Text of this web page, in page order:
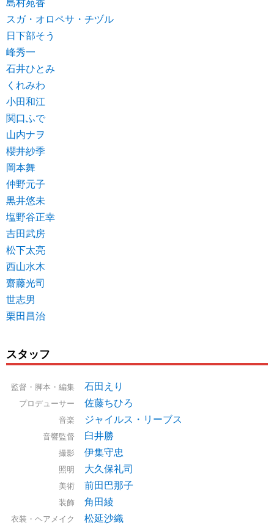
スガ・オロペサ・チヅル
日下部そう
峰秀一
石井ひとみ
くれみわ
小田和江
関口ふで
山内ナヲ
櫻井紗季
岡本舞
仲野元子
黒井悠未
塩野谷正幸
吉田武房
松下太亮
西山水木
齋藤光司
世志男
栗田昌治
スタッフ
監督・脚本・編集 石田えり
プロデューサー 佐藤ちひろ
音楽 ジャイルス・リーブス
音響監督 臼井勝
撮影 伊集守忠
照明 大久保礼司
美術 前田巴那子
装飾 角田綾
衣装・ヘアメイク 松延沙織